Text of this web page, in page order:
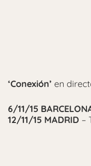
‘Conexión’ en
6/11/15
12/11/15 MADRID –